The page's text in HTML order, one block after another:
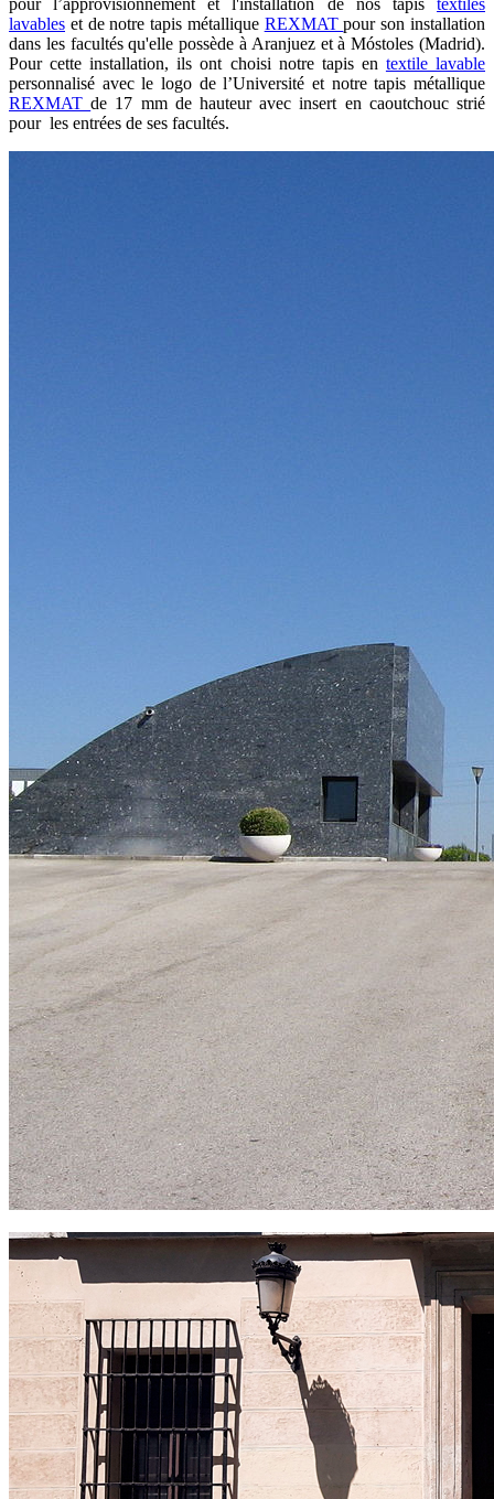
lavables et de notre tapis métallique REXMATpour son installation
dans les facultés qu'elle possède à Aranjuez et à Móstoles (Madrid).
Pour cette installation, ils ont choisi notre tapis en textile lavable
personnalisé avec le logo de l’Université et notre tapis métallique
REXMATde 17 mm de hauteur avec insert en caoutchouc strié
pour les entrées de ses facultés.